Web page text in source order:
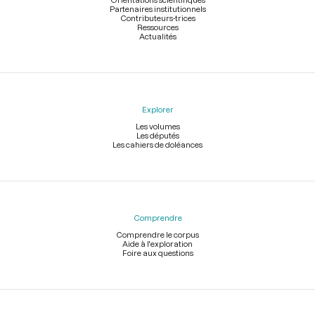
Partenaires institutionnels
Contributeurs-trices
Ressources
Actualités
Explorer
Les volumes
Les députés
Les cahiers de doléances
Comprendre
Comprendre le corpus
Aide à l'exploration
Foire aux questions